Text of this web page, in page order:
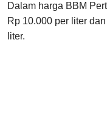
Dalam harga BBM
Rp 10.000 per liter
liter.